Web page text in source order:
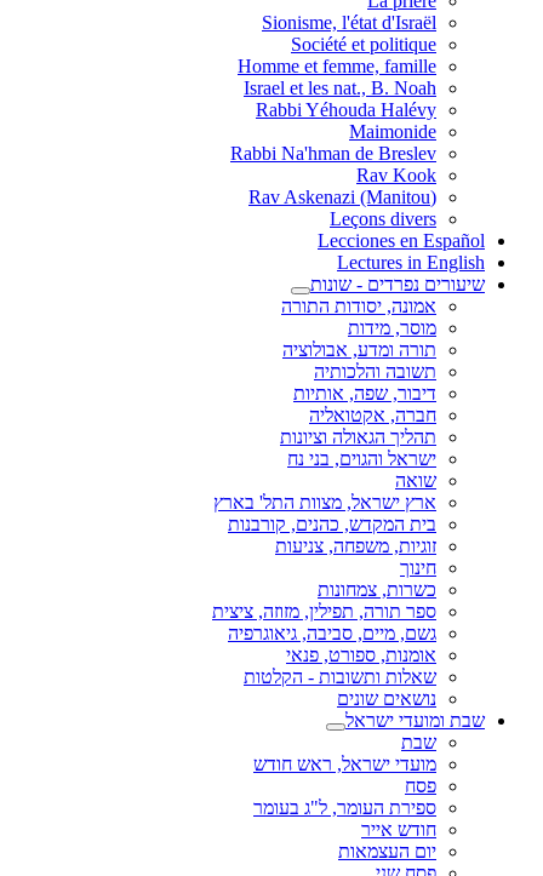
Sionisme, l'état d'Israël
Société et politique
Homme et femme, famille
Israel et les nat., B. Noah
Rabbi Yéhouda Halévy
Maimonide
Rabbi Na'hman de Breslev
Rav Kook
(Rav Askenazi (Manitou
Leçons divers
Lecciones en Español
Lectures in English
שיעורים נפרדים - שונות
אמונה, יסודות התורה
מוסר, מידות
תורה ומדע, אבולוציה
תשובה והלכותיה
דיבור, שפה, אותיות
חברה, אקטואליה
תהליך הגאולה וציונות
ישראל והגוים, בני נח
שואה
ארץ ישראל, מצוות התל' בארץ
בית המקדש, כהנים, קורבנות
זוגיות, משפחה, צניעות
חינוך
כשרות, צמחונות
ספר תורה, תפילין, מזוזה, ציצית
גשם, מיים, סביבה, גיאוגרפיה
אומנות, ספורט, פנאי
שאלות ותשובות - הקלטות
נושאים שונים
שבת ומועדי ישראל
שבת
מועדי ישראל, ראש חודש
פסח
ספירת העומר, ל"ג בעומר
חודש אייר
יום העצמאות